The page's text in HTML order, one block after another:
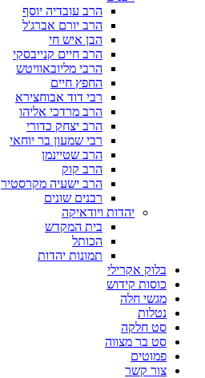
הרב עובדיה יוסף
הרב יורם אברג'ל
הבן איש חי
הרב חיים קנייבסקי
הרבי מליובאוויטש
החפץ חיים
רבי דוד אבוחצירא
הרב מרדכי אליהו
הרב יצחק כדורי
רבי שמעון בר יוחאי
הרב שטיינמן
הרב קוק
הרב ישעיה מקרסטיר
רבנים שונים
יהדות ויודאיקה
בית המקדש
הכותל
תמונות יהדות
בלוק אקרילי
כוסות קידוש
מגשי חלה
נטלות
סט חלקה
סט בר מצווה
פמוטים
צור קשר